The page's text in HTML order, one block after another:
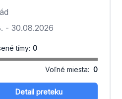
- 30.08.2026
tímy: 0
Voľné miesta: 0
Detail preteku